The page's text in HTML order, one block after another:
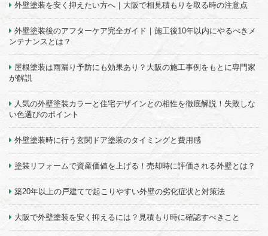
外壁塗装を安く抑えたい方へ｜大阪で相見積もりを取る時の注意点
外壁塗装後のアフターケア完全ガイド｜施工後10年以内にやるべきメ
ンテナンスとは？
屋根塗装は雨漏り予防にも効果あり？大阪の施工事例をもとに専門家
が解説
人気の外壁塗装カラーと住宅デザインとの相性を徹底解説！失敗しな
い色選びのポイント
外壁塗装時に行う玄関ドア塗装のタイミングと費用感
塗装リフォームで資産価値を上げる！売却時に評価される外壁とは？
築20年以上の戸建てで起こりやすい外壁の劣化症状と対策法
大阪で外壁塗装を安く抑えるには？見積もり時に確認すべきこと